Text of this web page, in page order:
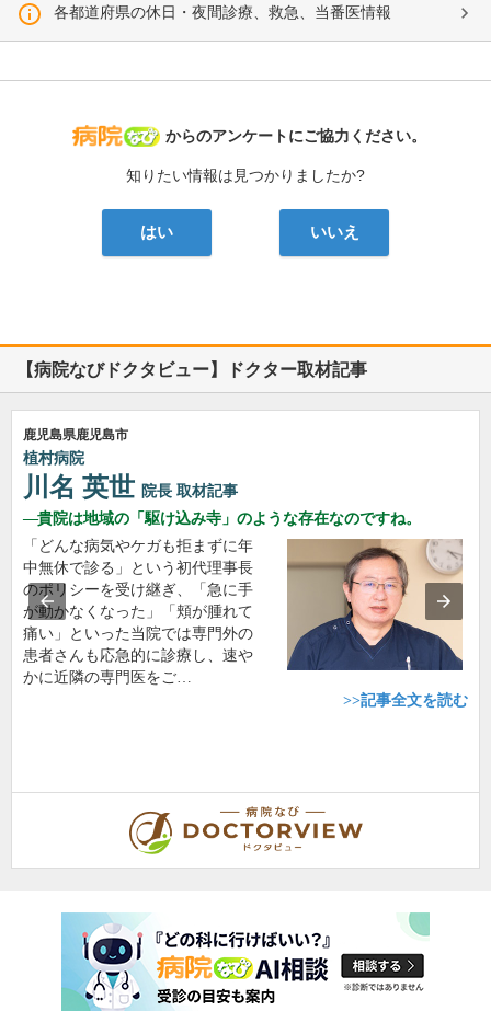
各都道府県の休日・夜間診療、救急、当番医情報
病院なび
からのアンケートにご協力ください。
知りたい情報は見つかりましたか?
はい いいえ
【病院なびドクタビュー】ドクター取材記事
鹿児島県鹿児島市
植村病院
川名 英世 院長 取材記事
貴院は地域の「駆け込み寺」のような存在なのですね。
「どんな病気やケガも拒まずに年
中無休で診る」という初代理事長
のポリシーを受け継ぎ、「急に手
が動かなくなった」「頬が腫れて
痛い」といった当院では専門外の
患者さんも応急的に診療し、速や
かに近隣の専門医をご…
>>記事全文を読む